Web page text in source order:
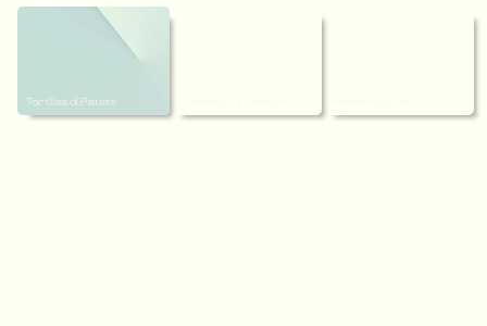
Tortillas di Patate